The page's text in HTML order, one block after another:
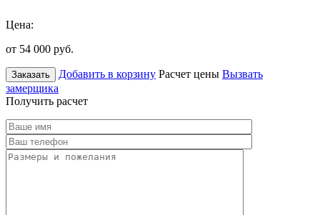
Цена:
от 54 000 руб.
Заказать Добавить в корзину Расчет цены Вызвать
замерщика
Получить расчет